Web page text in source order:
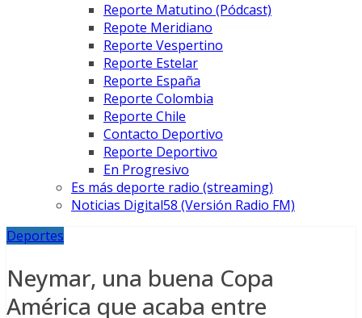
Reporte Matutino (Pódcast)
Repote Meridiano
Reporte Vespertino
Reporte Estelar
Reporte España
Reporte Colombia
Reporte Chile
Contacto Deportivo
Reporte Deportivo
En Progresivo
Es más deporte radio (streaming)
Noticias Digital58 (Versión Radio FM)
Deportes
Neymar, una buena Copa
América que acaba entre